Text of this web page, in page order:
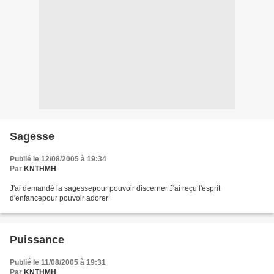
Sagesse
Publié le 12/08/2005 à 19:34
Par KNTHMH
J'ai demandé la sagessepour pouvoir discerner J'ai reçu l'esprit
d'enfancepour pouvoir adorer
Puissance
Publié le 11/08/2005 à 19:31
Par KNTHMH